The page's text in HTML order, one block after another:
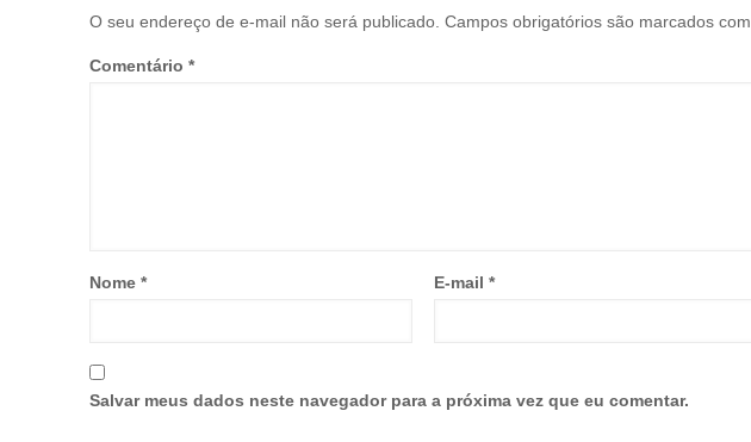
O seu endereço de e-mail não será publicado. Campos obrigatórios são marcados com
Comentário *
Nome * E-mail *
Salvar meus dados neste navegador para a próxima vez que eu comentar.